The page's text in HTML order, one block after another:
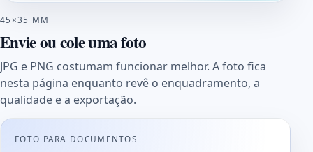
45×35 MM
Envie ou cole uma foto
JPG e PNG costumam funcionar melhor. A foto fica
nesta página enquanto revê o enquadramento, a
qualidade e a exportação.
FOTO PARA DOCUMENTOS